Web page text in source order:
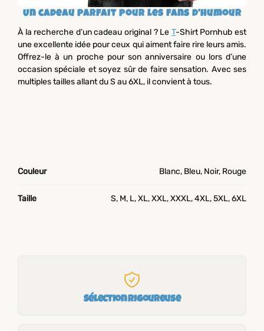
Un cadeau parfait pour les fans d’humour
À la recherche d’un cadeau original ? Le T-Shirt Pornhub est
une excellente idée pour ceux qui aiment faire rire leurs amis.
Offrez-le à un proche pour son anniversaire ou lors d’une
occasion spéciale et soyez sûr de faire sensation. Avec ses
multiples tailles allant du S au 6XL, il convient à tous.
Couleur Blanc, Bleu, Noir, Rouge
Taille S, M, L, XL, XXL, XXXL, 4XL, 5XL, 6XL
Sélection rigoureuse